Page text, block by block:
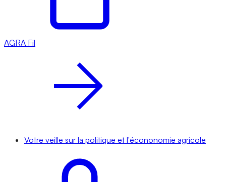
AGRA Fil
Votre veille sur la politique et l'écononomie agricole